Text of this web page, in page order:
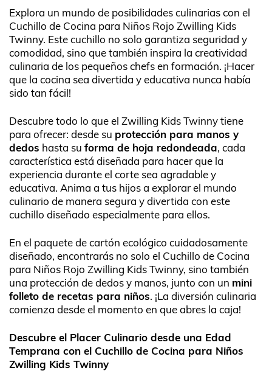
Explora un mundo de posibilidades culinarias con el
Cuchillo de Cocina para Niños Rojo Zwilling Kids
Twinny. Este cuchillo no solo garantiza seguridad y
comodidad, sino que también inspira la creatividad
culinaria de los pequeños chefs en formación. ¡Hacer
que la cocina sea divertida y educativa nunca había
sido tan fácil!
Descubre todo lo que el Zwilling Kids Twinny tiene
para ofrecer: desde su protección para manos y
dedos hasta su forma de hoja redondeada, cada
característica está diseñada para hacer que la
experiencia durante el corte sea agradable y
educativa. Anima a tus hijos a explorar el mundo
culinario de manera segura y divertida con este
cuchillo diseñado especialmente para ellos.
En el paquete de cartón ecológico cuidadosamente
diseñado, encontrarás no solo el Cuchillo de Cocina
para Niños Rojo Zwilling Kids Twinny, sino también
una protección de dedos y manos, junto con un mini
folleto de recetas para niños. ¡La diversión culinaria
comienza desde el momento en que abres la caja!
Descubre el Placer Culinario desde una Edad
Temprana con el Cuchillo de Cocina para Niños
Zwilling Kids Twinny